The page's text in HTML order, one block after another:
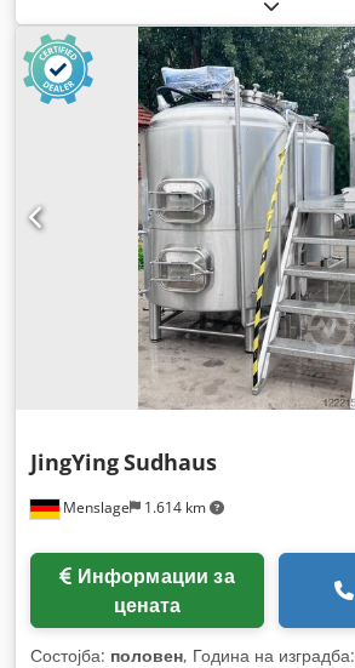
Menslage 1.614 km
JingYingSudhaus
цената
Состојба: половен, Година на изградба: